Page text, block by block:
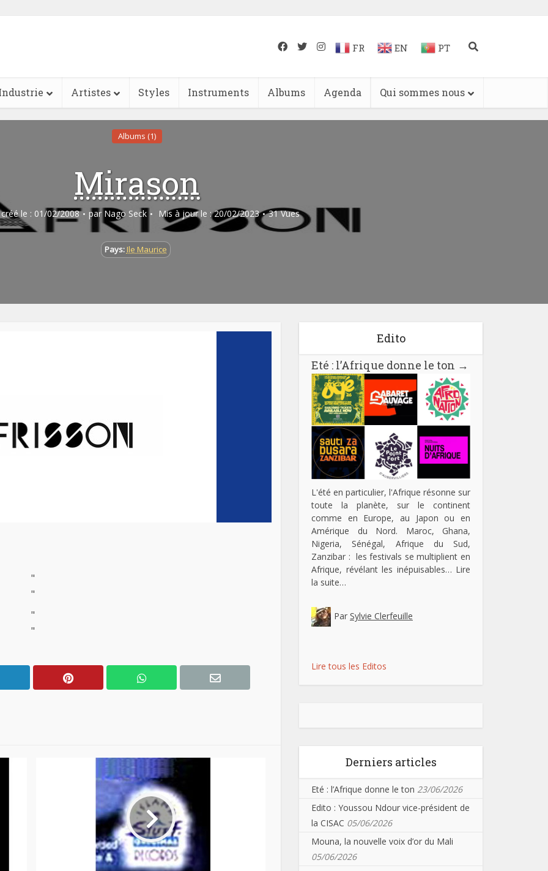
FR EN PT
Artistes Styles Instruments Albums Agenda Qui sommes nous
Albums (1)
Mirason
le : 01/02/2008 par Nago Seck Mis à jour le : 20/02/2023 31 Vues
Pays: Ile Maurice
"
"
"
"
Edito
Eté : l’Afrique donne le ton →
L'été en particulier, l'Afrique résonne sur
toute la planète, sur le continent
comme en Europe, au Japon ou en
Amérique du Nord. Maroc, Ghana,
Nigeria, Sénégal, Afrique du Sud,
Zanzibar : les festivals se multiplient en
Afrique, révélant les inépuisables… Lire
la suite…
Par Sylvie Clerfeuille
Lire tous les Editos
Derniers articles
Eté : l’Afrique donne le ton 23/06/2026
Edito : Youssou Ndour vice-président de
la CISAC 05/06/2026
Mouna, la nouvelle voix d’or du Mali
05/06/2026